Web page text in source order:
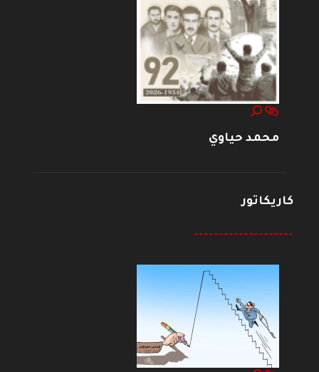
محمد حياوي
كاريكاتور
--------------------